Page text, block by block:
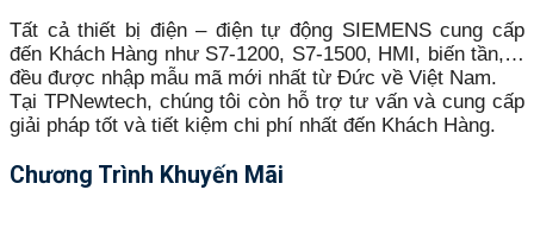
Tất cả thiết bị điện – điện tự động SIEMENS cung cấp
đến Khách Hàng như S7-1200, S7-1500, HMI, biến tần,…
đều được nhập mẫu mã mới nhất từ Đức về Việt Nam.
Tại TPNewtech, chúng tôi còn hỗ trợ tư vấn và cung cấp
giải pháp tốt và tiết kiệm chi phí nhất đến Khách Hàng.
Chương Trình Khuyến Mãi